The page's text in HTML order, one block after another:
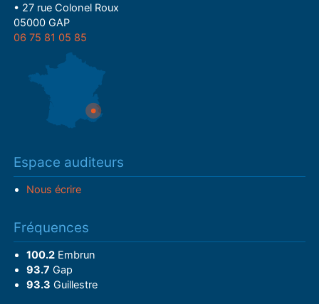
• 27 rue Colonel Roux
05000 GAP
06 75 81 05 85
Espace auditeurs
Nous écrire
Fréquences
100.2Embrun
93.7 Gap
93.3 Guillestre